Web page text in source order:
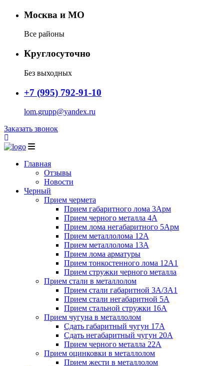
Москва и МО
Все районы
Круглосуточно
Без выходных
+7 (995) 792-91-10
lom.grupp@yandex.ru
Заказать звонок
Главная
Отзывы
Новости
Черный
Прием чермета
Прием габаритного лома 3Арм
Прием черного металла 4А
Прием лома негабаритного 5Арм
Прием металлолома 12А
Прием металлолома 13А
Прием лома арматуры
Прием тонкостенного лома 12А1
Прием стружки черного металла
Прием стали в металлолом
Прием стали габаритной 3А/3А1
Прием стали негабаритной 5А
Прием стальной стружки 16А
Прием чугуна в металлолом
Сдать габаритный чугун 17А
Сдать негабаритный чугун 20А
Прием черного металла 22А
Прием оцинковки в металлолом
Прием жести в металлолом